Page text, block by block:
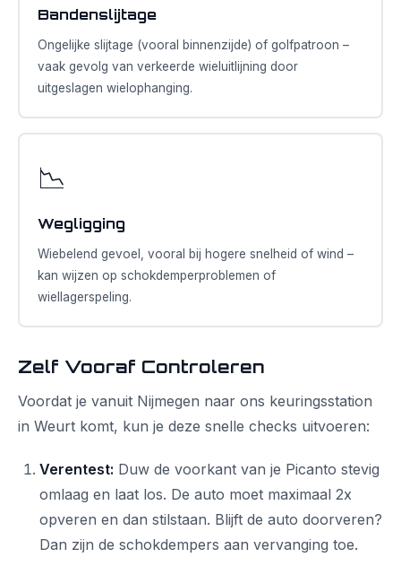
Bandenslijtage
Ongelijke slijtage (vooral binnenzijde) of golfpatroon –
vaak gevolg van verkeerde wieluitlijning door
uitgeslagen wielophanging.
📉
Wegligging
Wiebelend gevoel, vooral bij hogere snelheid of wind –
kan wijzen op schokdemperproblemen of
wiellagerspeling.
Zelf Vooraf Controleren
Voordat je vanuit Nijmegen naar ons keuringsstation
in Weurt komt, kun je deze snelle checks uitvoeren:
Verentest: Duw de voorkant van je Picanto stevig
omlaag en laat los. De auto moet maximaal 2x
opveren en dan stilstaan. Blijft de auto doorveren?
Dan zijn de schokdempers aan vervanging toe.